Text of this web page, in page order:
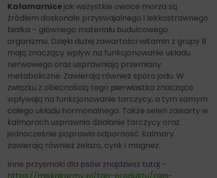
Kałamarnicejak wszystkie owoce morza są
źródłem doskonale przyswajalnego i lekkostrawnego
białka – głównego materiału budulcowego
organizmu. Dzięki dużej zawartości witamin z grupy B
mają znaczący wpływ na funkcjonowanie układu
nerwowego oraz usprawniają przemiany
metaboliczne. Zawierają również sporo jodu. W
związku z obecnością tego pierwiastka znacząco
wpływają na funkcjonowanie tarczycy, a tym samym
całego układu hormonalnego. Także selen zawarty w
kalmarach usprawnia działanie tarczycy oraz
jednocześnie poprawia odporność. Kalmary
zawierają również żelazo, cynk i magnez.
Inne przysmaki dla psów znajdziesz tutaj –